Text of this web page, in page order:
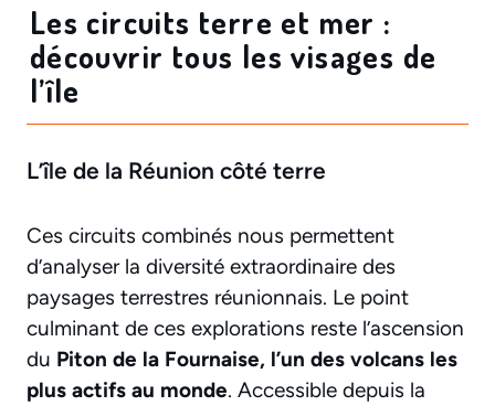
Les circuits terre et mer :
découvrir tous les visages de
l’île
L’île de la Réunion côté terre
Ces circuits combinés nous permettent
d’analyser la diversité extraordinaire des
paysages terrestres réunionnais. Le point
culminant de ces explorations reste l’ascension
du Piton de la Fournaise, l’un des volcans les
plus actifs au monde. Accessible depuis la